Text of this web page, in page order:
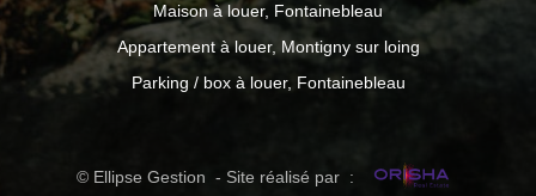
Maison à louer, Fontainebleau
Appartement à louer, Montigny sur loing
Parking / box à louer, Fontainebleau
© Ellipse Gestion - Site réalisé par :